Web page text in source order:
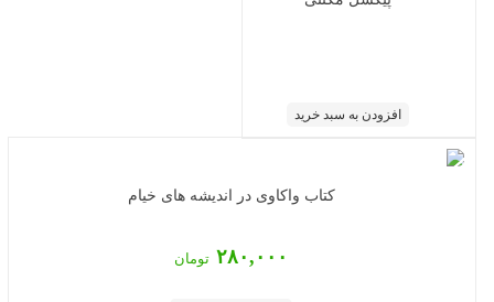
افزودن به سبد خرید
کتاب واکاوی در اندیشه های خیام
۲۸۰,۰۰۰ تومان